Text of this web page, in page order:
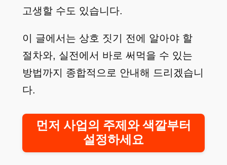
고생할 수도 있습니다.
이 글에서는 상호 짓기 전에 알아야 할
절차와, 실전에서 바로 써먹을 수 있는
방법까지 종합적으로 안내해 드리겠습니
다.
먼저 사업의 주제와 색깔부터
설정하세요